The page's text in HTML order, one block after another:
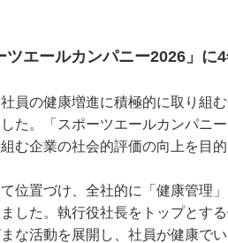
ツエールカンパニー2026」に
員の健康増進に積極的に取り組
た。「スポーツエールカンパニ
む企業の社会的評価の向上を目
位置づけ、全社的に「健康管理
した。執行役社長をトップとす
な活動を展開し、社員が健康で